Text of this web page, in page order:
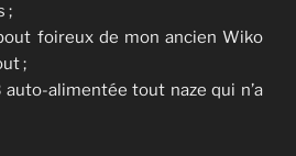
;
foireux de mon ancien Wiko
;
auto-alimentée tout naze qui n’a